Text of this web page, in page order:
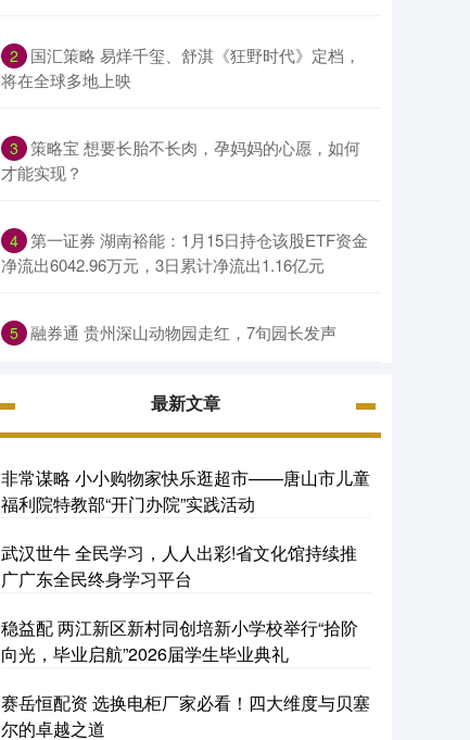
2
国汇策略 易烊千玺、舒淇《狂野时代》定档，
将在全球多地上映
3 策略宝 想要长胎不长肉，孕妈妈的心愿，如何
才能实现？
4 第一证券 湖南裕能：1月15日持仓该股ETF资金
净流出6042.96万元，3日累计净流出1.16亿元
5 融券通 贵州深山动物园走红，7旬园长发声
最新文章
非常谋略 小小购物家快乐逛超市——唐山市儿童
福利院特教部“开门办院”实践活动
武汉世牛 全民学习，人人出彩!省文化馆持续推
广广东全民终身学习平台
稳益配 两江新区新村同创培新小学校举行“拾阶
向光，毕业启航”2026届学生毕业典礼
赛岳恒配资 选换电柜厂家必看！四大维度与贝塞
尔的卓越之道